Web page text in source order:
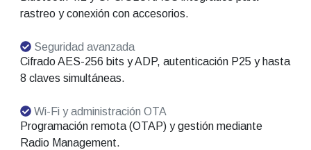
rastreo y conexión con accesorios.
Seguridad avanzada
Cifrado AES-256 bits y ADP, autenticación P25 y hasta
8 claves simultáneas.
Wi-Fi y administración OTA
Programación remota (OTAP) y gestión mediante
Radio Management.